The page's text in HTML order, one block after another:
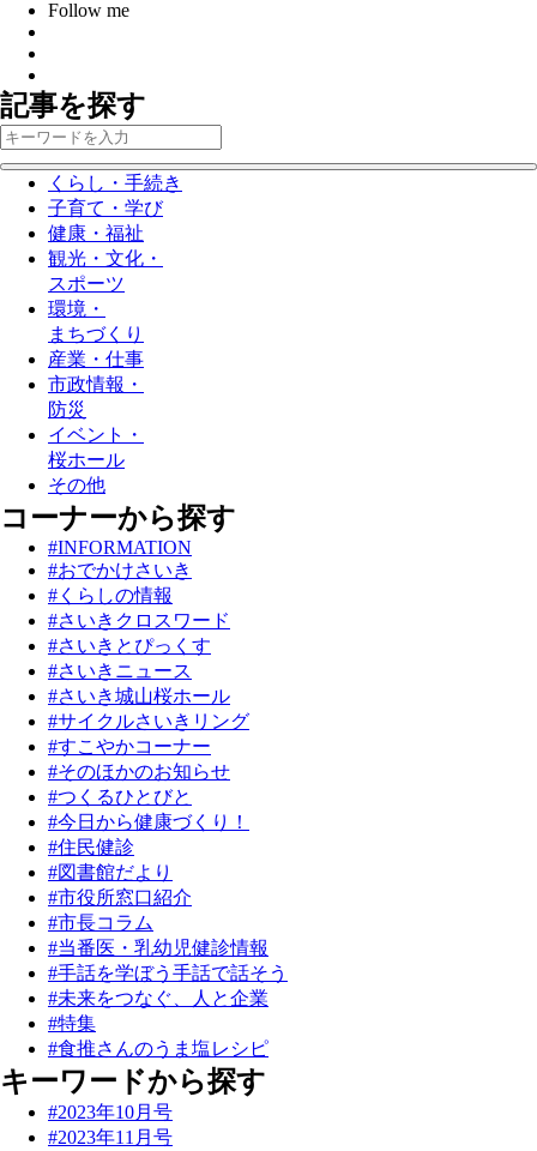
Follow me
記事を探す
くらし・手続き
子育て・学び
健康・福祉
観光・文化・
スポーツ
環境・
まちづくり
産業・仕事
市政情報・
防災
イベント・
桜ホール
その他
コーナーから探す
#INFORMATION
#おでかけさいき
#くらしの情報
#さいきクロスワード
#さいきとぴっくす
#さいきニュース
#さいき城山桜ホール
#サイクルさいきリング
#すこやかコーナー
#そのほかのお知らせ
#つくるひとびと
#今日から健康づくり！
#住民健診
#図書館だより
#市役所窓口紹介
#市長コラム
#当番医・乳幼児健診情報
#手話を学ぼう手話で話そう
#未来をつなぐ、人と企業
#特集
#食推さんのうま塩レシピ
キーワードから探す
#2023年10月号
#2023年11月号